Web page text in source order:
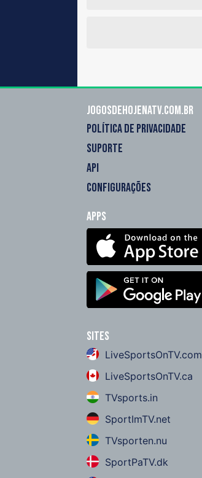
Jogosdehojenatv.com.br
POLÍTICA DE PRIVACIDADE
SUPORTE
API
CONFIGURAÇÕES
Apps
Sites
LiveSportsOnTV.com
LiveSportsOnTV.ca
TVsports.in
SportImTV.net
TVsporten.nu
SportPaTV.dk